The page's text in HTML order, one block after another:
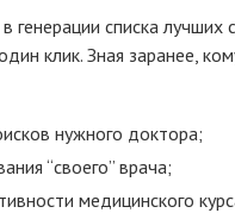
генерации списка лучших
клик. Зная заранее,
нужного доктора;
“своего” врача;
медицинского